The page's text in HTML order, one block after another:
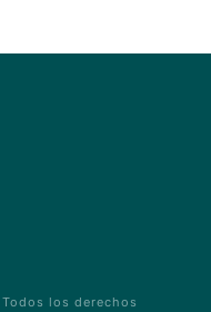
los derechos